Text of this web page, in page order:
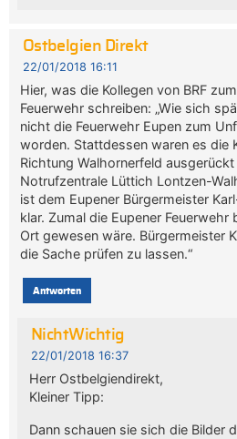
Ostbelgien Direkt
22/01/2018 16:11
Hier, was die Kollegen von BRF
Feuerwehr schreiben: „Wie sich
nicht die Feuerwehr Eupen zum
worden. Stattdessen waren es die
Richtung Walhornerfeld
Notrufzentrale Lüttich Lontzen-
ist dem Eupener Bürgermeister
klar. Zumal die Eupener
Ort gewesen wäre. Bürgermeister
die Sache prüfen zu lassen.“
Antworten
NichtWichtig
22/01/2018 16:37
Herr Ostbelgiendirekt,
Kleiner Tipp:
Dann schauen sie sich die Bilder